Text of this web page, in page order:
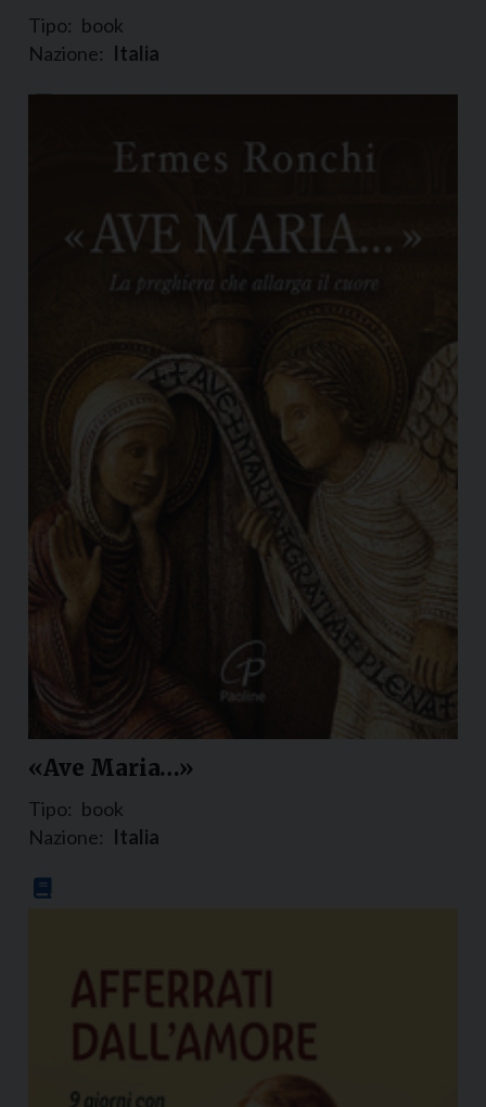
Tipo: book
Nazione: Italia
«Ave Maria…»
Tipo: book
Nazione: Italia